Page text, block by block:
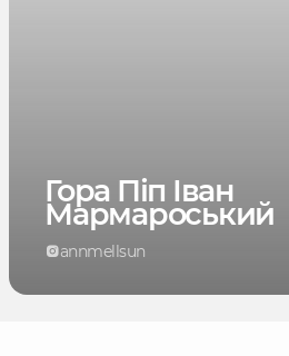
Гора Піп Іван
Мармароський
annmellsun